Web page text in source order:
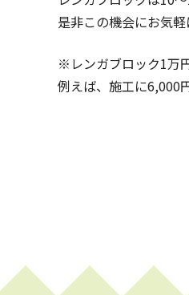
是非この機会にお気
※レンガブロック1万
例えば、施工に6,000